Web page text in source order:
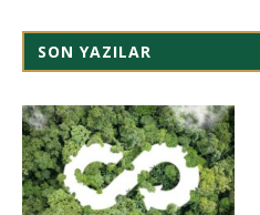
SON YAZILAR